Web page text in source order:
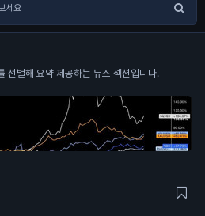
선별해 요약 제공하는 뉴스 섹션입니다.